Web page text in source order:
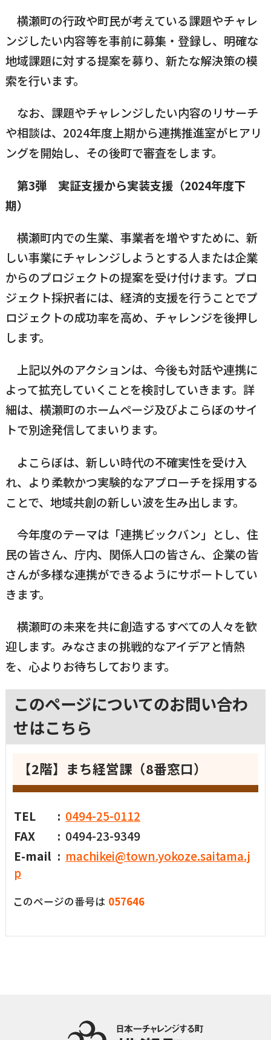
横瀬町の行政や町民が考えている課題やチャレ
ンジしたい内容等を事前に募集・登録し、明確な
地域課題に対する提案を募り、新たな解決策の模
索を行います。
なお、課題やチャレンジしたい内容のリサーチ
や相談は、2024年度上期から連携推進室がヒアリ
ングを開始し、その後町で審査をします。
第3弾 実証支援から実装支援（2024年度下
期）
横瀬町内での生業、事業者を増やすために、新
しい事業にチャレンジしようとする人または企業
からのプロジェクトの提案を受け付けます。プロ
ジェクト採択者には、経済的支援を行うことでプ
ロジェクトの成功率を高め、チャレンジを後押し
します。
上記以外のアクションは、今後も対話や連携に
よって拡充していくことを検討していきます。詳
細は、横瀬町のホームページ及びよこらぼのサイ
トで別途発信してまいります。
よこらぼは、新しい時代の不確実性を受け入
れ、より柔軟かつ実験的なアプローチを採用する
ことで、地域共創の新しい波を生み出します。
今年度のテーマは「連携ビックバン」とし、住
民の皆さん、庁内、関係人口の皆さん、企業の皆
さんが多様な連携ができるようにサポートしてい
きます。
横瀬町の未来を共に創造するすべての人々を歓
迎します。みなさまの挑戦的なアイデアと情熱
を、心よりお待ちしております。
このページについてのお問い合わ
せはこちら
【2階】まち経営課（8番窓口）
TEL
0494-25-0112
FAX
0494-23-9349
E-mail
machikei@town.yokoze.saitama.j
p
このページの番号は 057646